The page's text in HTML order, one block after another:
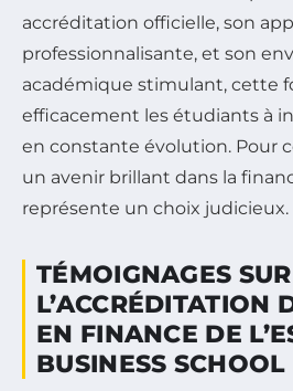
accréditation officielle, son
professionnalisante, et son
académique stimulant, cette
efficacement les étudiants à
en constante évolution. Pour
un avenir brillant dans la
représente un choix judicieux.
TÉMOIGNAGES SUR
L’ACCRÉDITATION
EN FINANCE DE
BUSINESS SCHOOL